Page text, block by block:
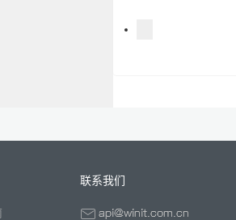
联系我们